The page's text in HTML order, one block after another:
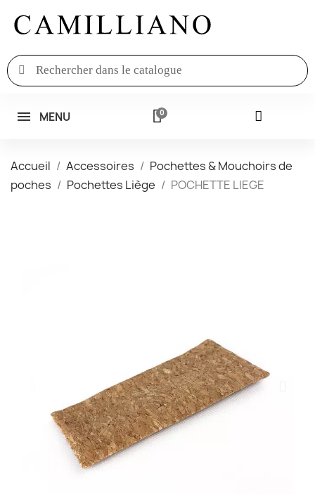
MENU
Accueil Accessoires
Pochettes & Mouchoirs de
poches
Pochettes Liège POCHETTE LIEGE